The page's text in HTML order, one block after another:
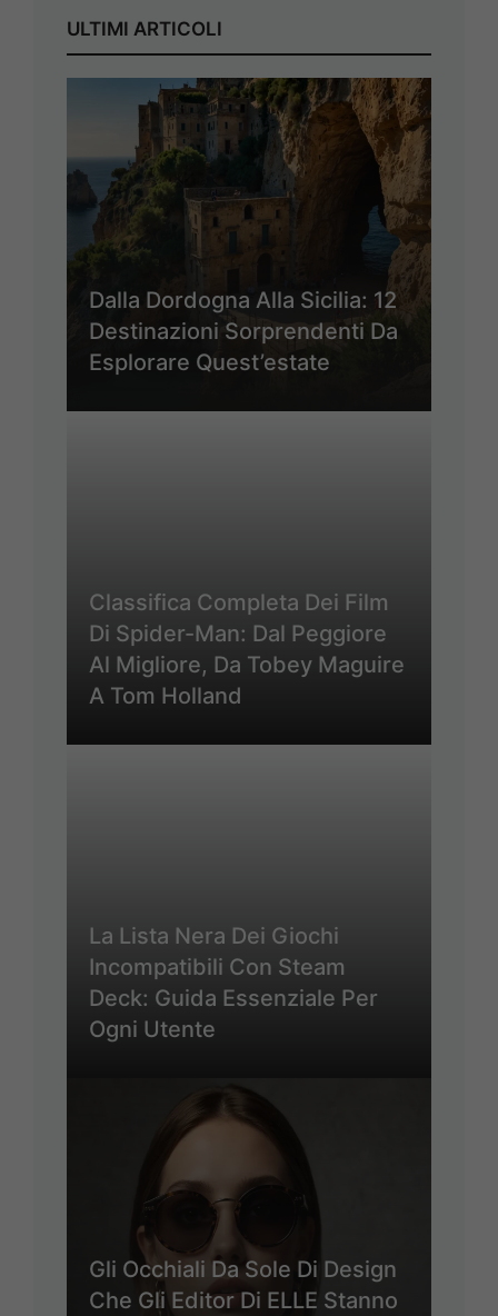
ULTIMI ARTICOLI
Dalla Dordogna Alla Sicilia: 12
Destinazioni Sorprendenti Da
Esplorare Quest’estate
Classifica Completa Dei Film
Di Spider-Man: Dal Peggiore
Al Migliore, Da Tobey Maguire
A Tom Holland
La Lista Nera Dei Giochi
Incompatibili Con Steam
Deck: Guida Essenziale Per
Ogni Utente
Gli Occhiali Da Sole Di Design
Che Gli Editor Di ELLE Stanno